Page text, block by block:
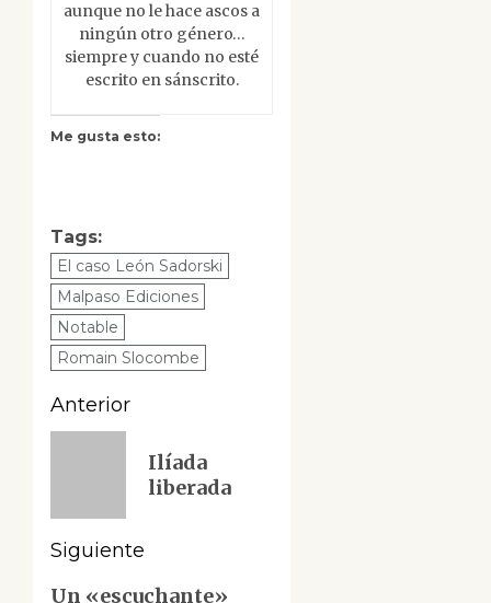
aunque no le hace ascos a
ningún otro género…
siempre y cuando no esté
escrito en sánscrito.
Me gusta esto:
Tags:
El caso León Sadorski
Malpaso Ediciones
Notable
Romain Slocombe
Navegación
entradas
Anterior
Ilíada
liberada
Siguiente
Siguiente
Un «escuchante»